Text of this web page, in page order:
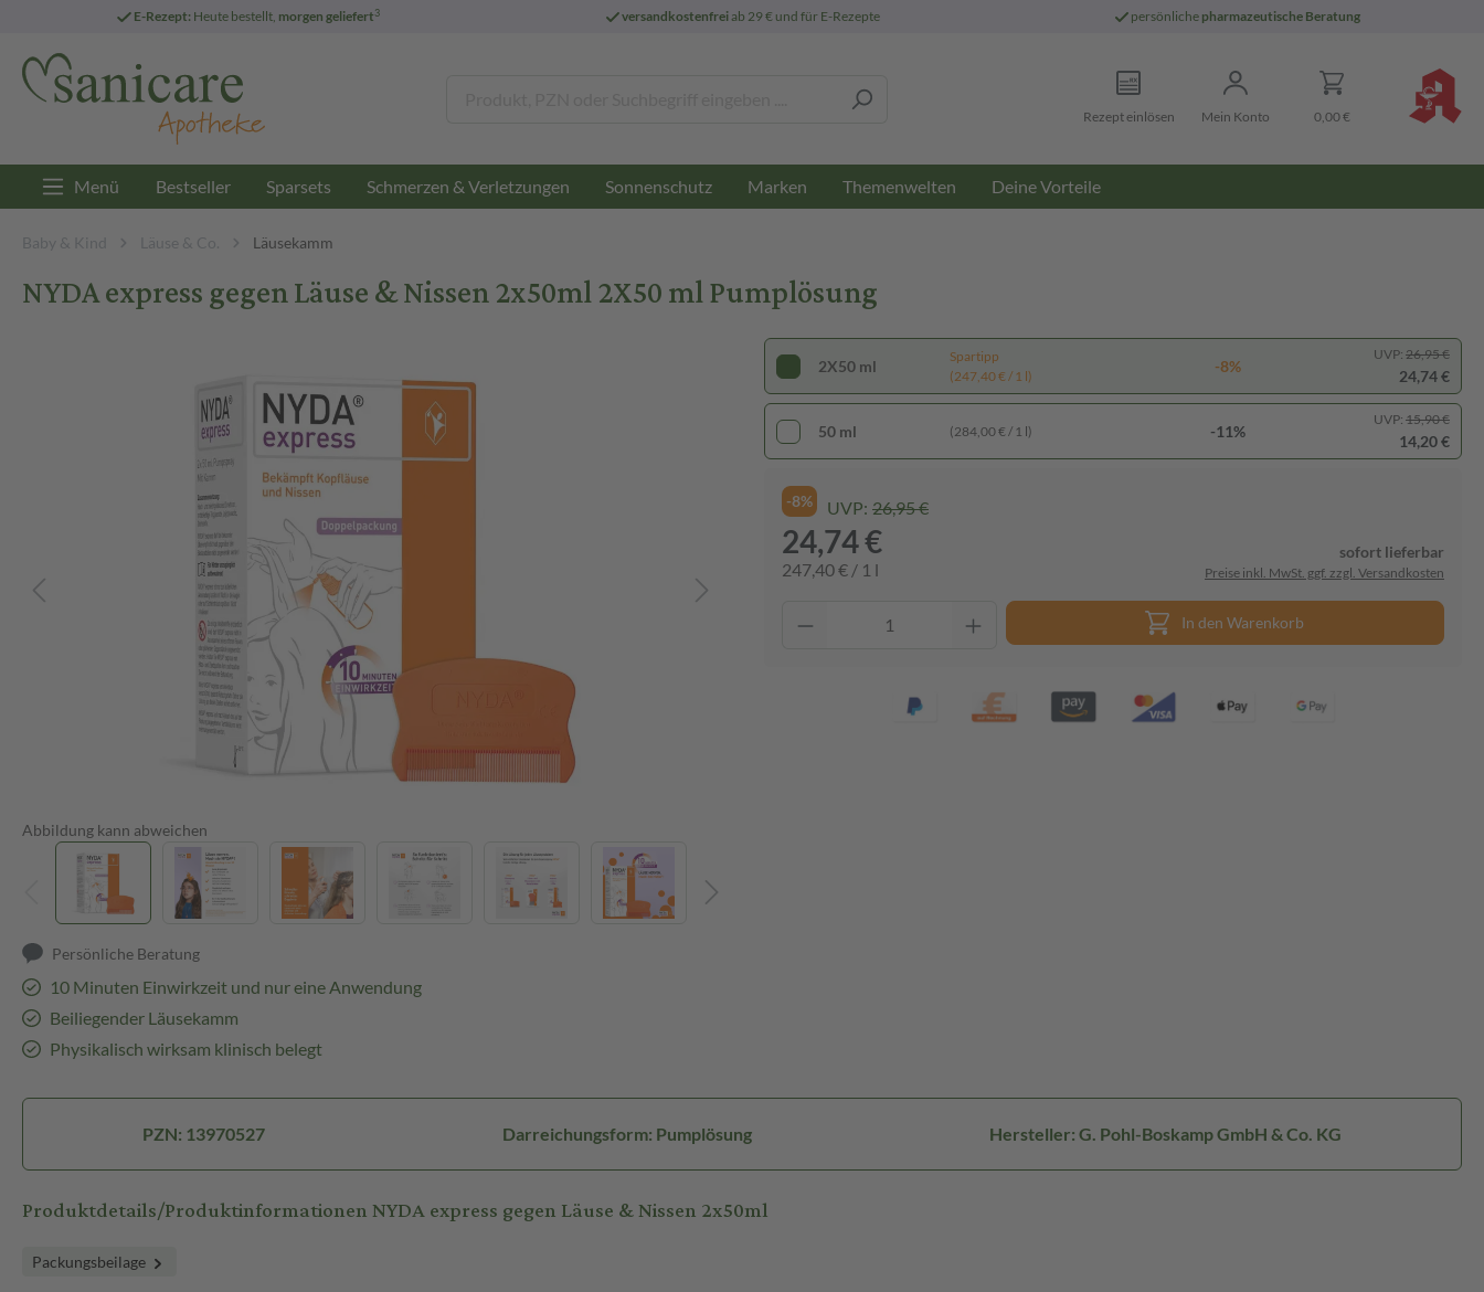
E-Rezept: Heute bestellt, morgen geliefert3 versandkostenfreiab 29 € und für E-Rezepte persönliche pharmazeutische Beratung
Rezept einlösen Mein Konto 0,00 €
Menü Bestseller Sparsets Schmerzen & Verletzungen Sonnenschutz Marken Themenwelten Deine Vorteile
Baby & Kind Läuse & Co. Läusekamm
NYDA express gegen Läuse & Nissen 2x50ml 2X50 ml Pumplösung
Abbildung kann abweichen
Persönliche Beratung
10 Minuten Einwirkzeit und nur eine Anwendung
Beiliegender Läusekamm
Physikalisch wirksam klinisch belegt
2X50 ml
Spartipp
(247,40 € / 1 l)
-8%
UVP: 26,95 €
24,74 €
50 ml (284,00 € / 1 l) -11%
UVP: 15,90 €
14,20 €
-8% UVP: 26,95 €
24,74 €
247,40 € / 1 l
sofort lieferbar
Preise inkl. MwSt. ggf. zzgl. Versandkosten
In den Warenkorb
PZN: 13970527 Darreichungsform: Pumplösung Hersteller: G. Pohl-Boskamp GmbH & Co. KG
Produktdetails/Produktinformationen NYDA express gegen Läuse & Nissen 2x50ml
Packungsbeilage